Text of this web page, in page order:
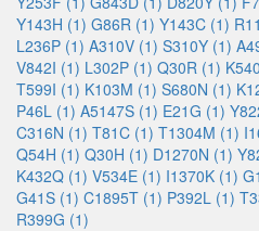
Y143H (1) G86R (1) Y143C (1)
L236P (1) A310V (1) S310Y (1)
V842I (1) L302P (1) Q30R (1)
T599I (1) K103M (1) S680N (1)
P46L (1) A5147S (1) E21G (1)
C316N (1) T81C (1) T1304M (1)
Q54H (1) Q30H (1) D1270N (1)
K432Q (1) V534E (1) I1370K (1)
G41S (1) C1895T (1) P392L (1)
R399G (1)